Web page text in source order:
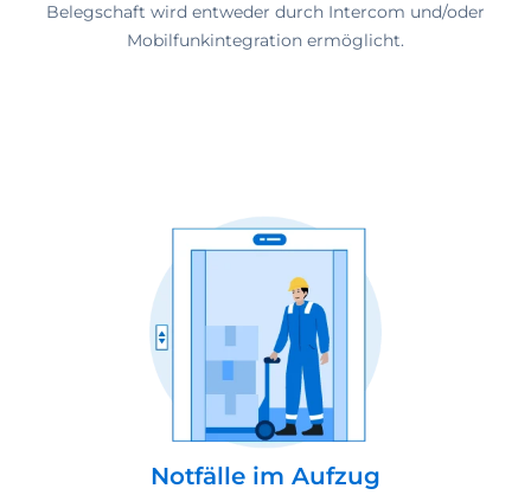
Belegschaft wird entweder durch Intercom und/oder
Mobilfunkintegration ermöglicht.
Notfälle im Aufzug